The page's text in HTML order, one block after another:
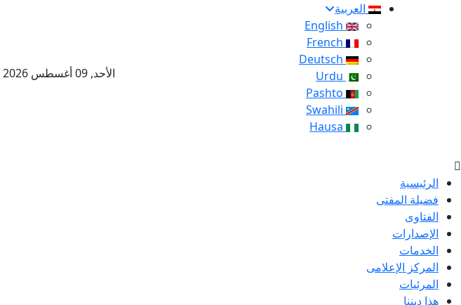
العربية
الأحد, 09 أغسطس 2026 – 26 صفر 1448 هـ
الرئيسية
فضيلة المفتى
الفتاوى
الإصدارات
الخدمات
المركز الإعلامى
المرئيات
هذا ديننا